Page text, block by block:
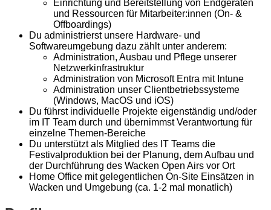
Einrichtung und Bereitstellung von Endgeräten
und Ressourcen für Mitarbeiter:innen (On- &
Offboardings)
Du administrierst unsere Hardware- und
Softwareumgebung dazu zählt unter anderem:
Administration, Ausbau und Pflege unserer
Netzwerkinfrastruktur
Administration von Microsoft Entra mit Intune
Administration unser Clientbetriebssysteme
(Windows, MacOS und iOS)
Du führst individuelle Projekte eigenständig und/oder
im IT Team durch und übernimmst Verantwortung für
einzelne Themen-Bereiche
Du unterstützt als Mitglied des IT Teams die
Festivalproduktion bei der Planung, dem Aufbau und
der Durchführung des Wacken Open Airs vor Ort
Home Office mit gelegentlichen On-Site Einsätzen in
Wacken und Umgebung (ca. 1-2 mal monatlich)